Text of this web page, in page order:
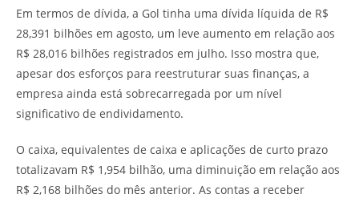
Em termos de dívida, a Gol tinha uma dívida líquida de R$
28,391 bilhões em agosto, um leve aumento em relação aos
R$ 28,016 bilhões registrados em julho. Isso mostra que,
apesar dos esforços para reestruturar suas finanças, a
empresa ainda está sobrecarregada por um nível
significativo de endividamento.
O caixa, equivalentes de caixa e aplicações de curto prazo
totalizavam R$ 1,954 bilhão, uma diminuição em relação aos
R$ 2,168 bilhões do mês anterior. As contas a receber